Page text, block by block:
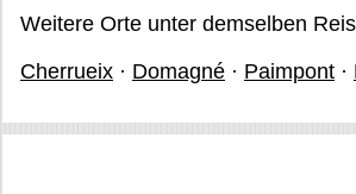
Weitere Orte unter demselben
Cherrueix · Domagné · Paimpont ·